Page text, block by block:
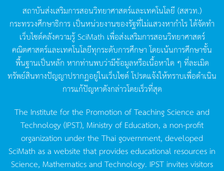
สถาบันส่งเสริมการสอนวิทยาศาสตร์และเทคโนโลยี (สสวท.)
กระทรวงศึกษาธิการ เป็นหน่วยงานของรัฐที่ไม่แสวงหากำไรได้จัดทำ
เว็บไซต์คลังความรู้SciMath เพื่อส่งเสริมการสอนวิทยาศาสตร์
คณิตศาสตร์และเทคโนโลยีทุกระดับการศึกษา โดยเน้นการศึกษาขั้น
พื้นฐานเป็นหลัก หากท่านพบว่ามีข้อมูลหรือเนื้อหาใด ๆ ที่ละเมิด
ทรัพย์สินทางปัญญาปรากฏอยู่ในเว็บไซต์โปรดแจ้งให้ทราบเพื่อดำเนิน
การแก้ปัญหาดังกล่าวโดยเร็วที่สุด
The Institute for the Promotion of Teaching Science and
Technology (IPST), Ministry of Education, a non-profit
organization under the Thai government, developed
SciMath as a website that provides educational resources in
Science, Mathematics and Technology. IPST invites visitors